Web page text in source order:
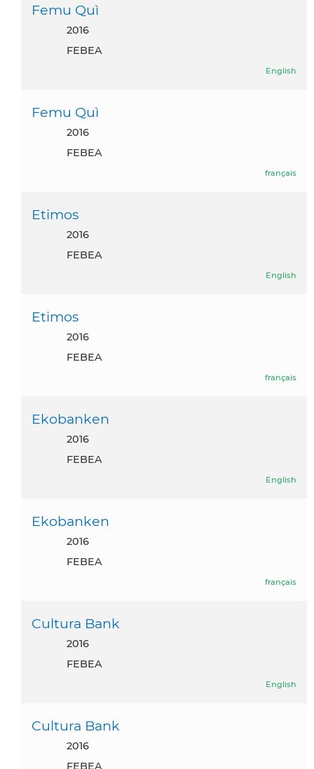
Femu Quì
2016
FEBEA
English
Femu Quì
2016
FEBEA
français
Etimos
2016
FEBEA
English
Etimos
2016
FEBEA
français
Ekobanken
2016
FEBEA
English
Ekobanken
2016
FEBEA
français
Cultura Bank
2016
FEBEA
English
Cultura Bank
2016
FEBEA